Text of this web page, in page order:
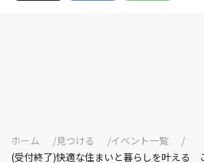
ホーム 見つける
イベント一覧
(受付終了)快適な住まいと暮らしを叶える